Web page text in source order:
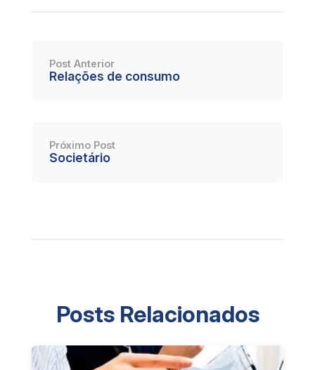
Post Anterior
Relações de consumo
Próximo Post
Societário
Posts Relacionados